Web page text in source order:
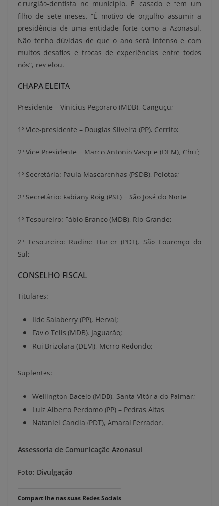
cirurgião-dentista no município. É casado e tem um
filho de sete meses. “É motivo de orgulho assumir a
presidência de uma entidade forte como a Azonasul.
Não tenho dúvidas de que o ano será intenso e com
muitos desafios e trocas de experiências entre todos
nós”, rev elou.
CHAPA ELEITA
Presidente – Vinicius Pegoraro (MDB), Canguçu;
1º Vice-presidente – Douglas Silveira (PP), Cerrito;
2º Vice-Presidente – Marco Antonio Vasque (DEM), Chuí;
1º Secretária: Paula Mascarenhas (PSDB), Pelotas;
2º Secretário: Fabiany Roig (PSL) – São José do Norte
1º Tesoureiro: Fábio Branco (MDB), Rio Grande;
2º Tesoureiro: Rudine Harter (PDT), São Lourenço do
Sul;
CONSELHO FISCAL
Titulares:
Ildo Salaberry (PP), Herval;
Favio Telis (MDB), Jaguarão;
Rui Brizolara (DEM), Morro Redondo;
Suplentes:
Wellington Bacelo (MDB), Santa Vitória do Palmar;
Luiz Alberto Perdomo (PP) – Pedras Altas
Nataniel Candia (PDT), Amaral Ferrador.
Assessoria de Comunicação Azonasul
Foto: Divulgação
Compartilhe nas suas Redes Sociais